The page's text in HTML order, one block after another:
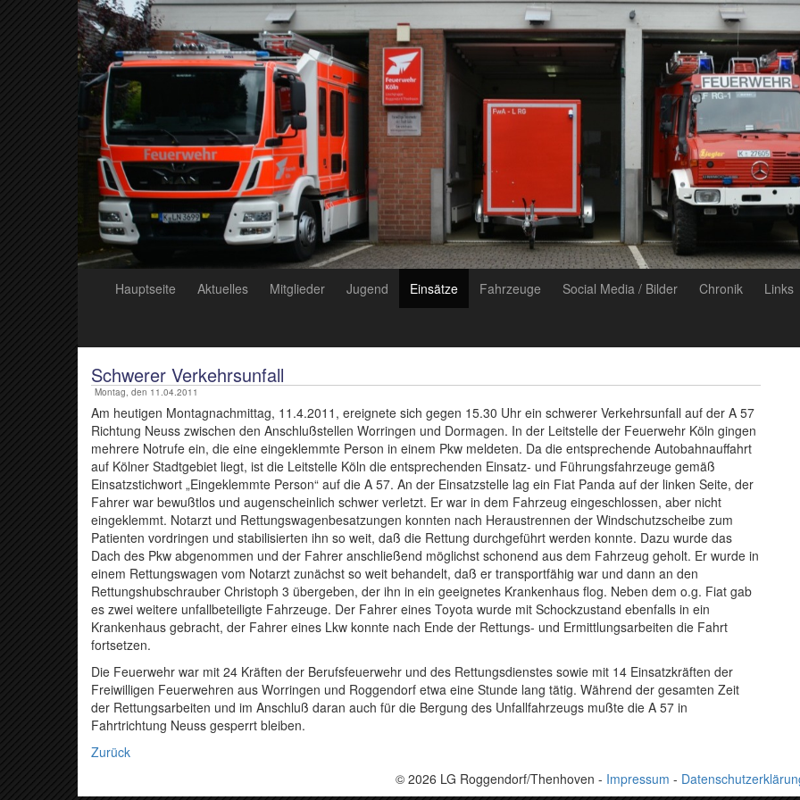
Hauptseite Aktuelles Mitglieder Jugend Einsätze Fahrzeuge Social Media / Bilder Chronik Links
Schwerer Verkehrsunfall
Montag, den 11.04.2011
Am heutigen Montagnachmittag, 11.4.2011, ereignete sich gegen 15.30 Uhr ein schwerer Verkehrsunfall auf der A 57
Richtung Neuss zwischen den Anschlußstellen Worringen und Dormagen. In der Leitstelle der Feuerwehr Köln gingen
mehrere Notrufe ein, die eine eingeklemmte Person in einem Pkw meldeten. Da die entsprechende Autobahnauffahrt
auf Kölner Stadtgebiet liegt, ist die Leitstelle Köln die entsprechenden Einsatz- und Führungsfahrzeuge gemäß
Einsatzstichwort „Eingeklemmte Person“ auf die A 57. An der Einsatzstelle lag ein Fiat Panda auf der linken Seite, der
Fahrer war bewußtlos und augenscheinlich schwer verletzt. Er war in dem Fahrzeug eingeschlossen, aber nicht
eingeklemmt. Notarzt und Rettungswagenbesatzungen konnten nach Heraustrennen der Windschutzscheibe zum
Patienten vordringen und stabilisierten ihn so weit, daß die Rettung durchgeführt werden konnte. Dazu wurde das
Dach des Pkw abgenommen und der Fahrer anschließend möglichst schonend aus dem Fahrzeug geholt. Er wurde in
einem Rettungswagen vom Notarzt zunächst so weit behandelt, daß er transportfähig war und dann an den
Rettungshubschrauber Christoph 3 übergeben, der ihn in ein geeignetes Krankenhaus flog. Neben dem o.g. Fiat gab
es zwei weitere unfallbeteiligte Fahrzeuge. Der Fahrer eines Toyota wurde mit Schockzustand ebenfalls in ein
Krankenhaus gebracht, der Fahrer eines Lkw konnte nach Ende der Rettungs- und Ermittlungsarbeiten die Fahrt
fortsetzen.
Die Feuerwehr war mit 24 Kräften der Berufsfeuerwehr und des Rettungsdienstes sowie mit 14 Einsatzkräften der
Freiwilligen Feuerwehren aus Worringen und Roggendorf etwa eine Stunde lang tätig. Während der gesamten Zeit
der Rettungsarbeiten und im Anschluß daran auch für die Bergung des Unfallfahrzeugs mußte die A 57 in
Fahrtrichtung Neuss gesperrt bleiben.
Zurück
© 2026 LG Roggendorf/Thenhoven - Impressum -